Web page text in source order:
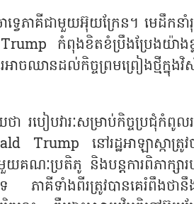
វេភាគីជាមួយអ៊ុយក្រែន។ មេដឹកនាំ
កំពុងខិតខំប្រឹងប្រែងយ៉ាងខ្
ាចឈានដល់កិច្ចព្រមព្រៀងថ្មីក្នុង
បៀបវារៈសម្រាប់កិច្ចប្រជុំកំពូលរ
នៅរដ្ឋអាឡាស្កាត្រូវ
គណៈប្រតិភូ និងបន្តការពិភាក្សា
ាគីទាំងពីរត្រូវបានគេរំពឹងថានឹង